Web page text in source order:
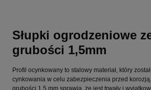
Słupki ogrodzeniowe
grubości 1,5mm
Profil ocynkowany to stalowy materiał, który
cynkowania w celu zabezpieczenia przed
grubości 1,5 mm sprawia, że jest trwały i